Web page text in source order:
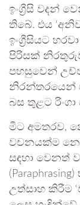
ඉංග්‍රීසි වදන්
තිබේ. එය
ඉංග්‍රීසියට
පිරිසක්
පහසුවෙන්
නිරන්තරයෙන්
බස තුළට
මීට අමතරව,
වචනයක්ම
සඳහා වෙනත්
උත්සාහ කිරීම